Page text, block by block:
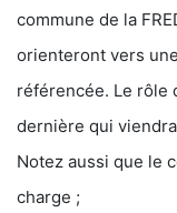
commune de la
orienteront vers
référencée. Le rôle
dernière qui
Notez aussi que le
charge ;